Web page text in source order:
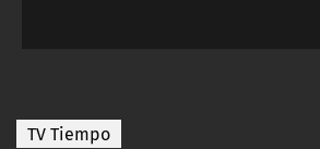
TV Tiempo